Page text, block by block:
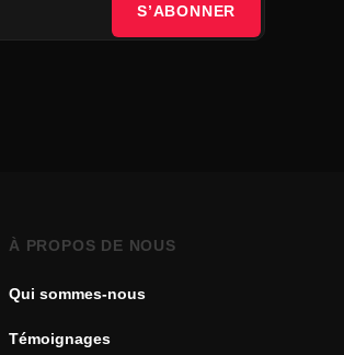
S’ABONNER
À PROPOS DE NOUS
Qui sommes-nous
Témoignages